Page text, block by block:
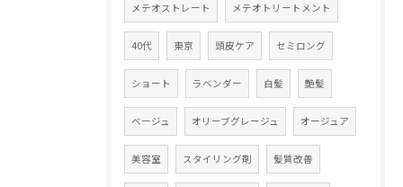
メテオストレート メテオトリートメント
40代 東京 頭皮ケア セミロング
ショート ラベンダー 白髪 艶髪
ベージュ オリーブグレージュ オージュア
美容室 スタイリング剤 髪質改善